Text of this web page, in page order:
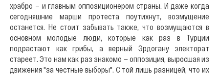
храбро — и главным оппозиционером страны. И даже когда
сегодняшние марши протеста поутихнут, возмущение
останется. Не стоит забывать также, что возмущаются в
основном молодые люди, которые как раз в Турции
подрастают как грибы, а верный Эрдогану электорат
стареет. Это нам как раз знакомо — оппозиция, выросшая из
движения "за честные выборы". С той лишь разницей, что их